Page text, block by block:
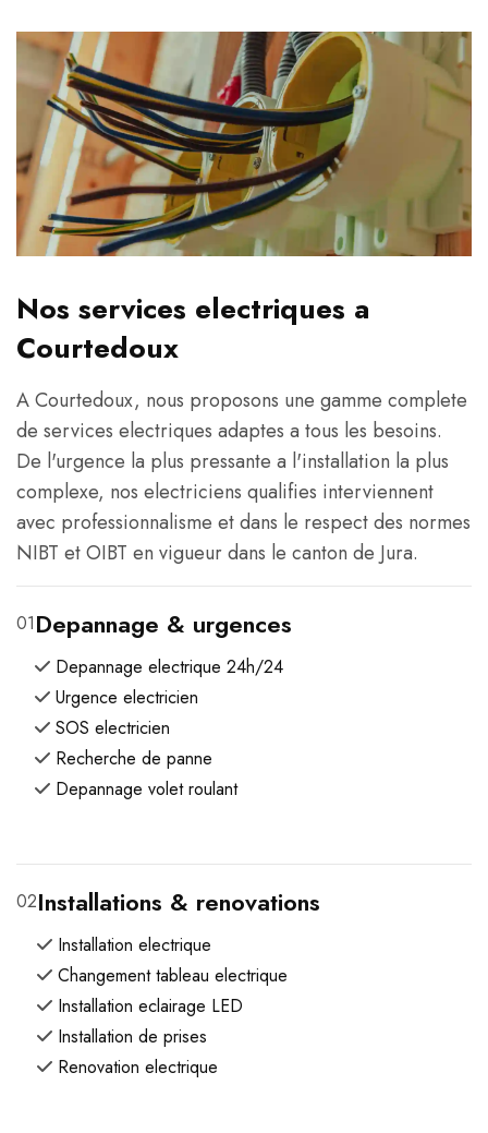
Nos services electriques a
Courtedoux
A Courtedoux, nous proposons une gamme complete
de services electriques adaptes a tous les besoins.
De l'urgence la plus pressante a l'installation la plus
complexe, nos electriciens qualifies interviennent
avec professionnalisme et dans le respect des normes
NIBT et OIBT en vigueur dans le canton de Jura.
01Depannage & urgences
Depannage electrique 24h/24
Urgence electricien
SOS electricien
Recherche de panne
Depannage volet roulant
02Installations & renovations
Installation electrique
Changement tableau electrique
Installation eclairage LED
Installation de prises
Renovation electrique